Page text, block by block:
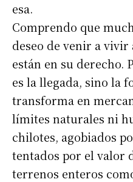
esa.
Comprendo que
deseo de venir a vivir
están en su derecho.
es la llegada, sino la
transforma en
límites naturales ni
chilotes, agobiados
tentados por el valor
terrenos enteros